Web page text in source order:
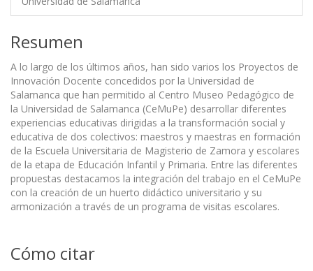
Resumen
A lo largo de los últimos años, han sido varios los Proyectos de
Innovación Docente concedidos por la Universidad de
Salamanca que han permitido al Centro Museo Pedagógico de
la Universidad de Salamanca (CeMuPe) desarrollar diferentes
experiencias educativas dirigidas a la transformación social y
educativa de dos colectivos: maestros y maestras en formación
de la Escuela Universitaria de Magisterio de Zamora y escolares
de la etapa de Educación Infantil y Primaria. Entre las diferentes
propuestas destacamos la integración del trabajo en el CeMuPe
con la creación de un huerto didáctico universitario y su
armonización a través de un programa de visitas escolares.
Cómo citar